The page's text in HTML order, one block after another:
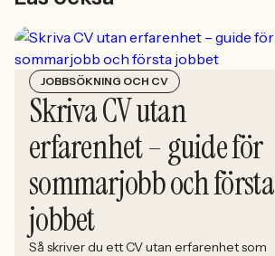
JOBBSÖKNING OCH CV
Skriva CV utan
erfarenhet – guide för
sommarjobb och första
jobbet
Så skriver du ett CV utan erfarenhet som